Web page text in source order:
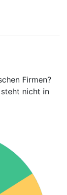
Firmen?
nicht in